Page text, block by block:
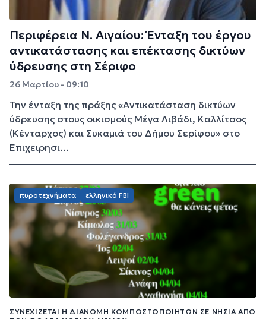
Περιφέρεια Ν. Αιγαίου: Ένταξη του έργου
αντικατάστασης και επέκτασης δικτύων
ύδρευσης στη Σέριφο
26 Μαρτίου - 09:10
Την ένταξη της πράξης «Αντικατάσταση δικτύων
ύδρευσης στους οικισμούς Μέγα Λιβάδι, Καλλίτσος
(Κένταρχος) και Συκαμιά του Δήμου Σερίφου» στο
Επιχειρησι...
πυροτεχνήματα ελληνικό FBI
ΣΥΝΕΧΊΖΕΤΑΙ Η ΔΙΑΝΟΜΉ ΚΟΜΠΟΣΤΟΠΟΙΗΤΏΝ ΣΕ ΝΗΣΙΆ ΑΠΌ